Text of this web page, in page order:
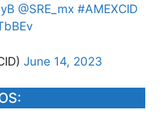
@SRE_mx #AMEXCID
June 14, 2023